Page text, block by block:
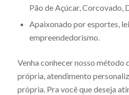
Pão de Açúcar, Corcovado,
Apaixonado por esportes,
empreendedorismo.
Venha conhecer nosso método
própria, atendimento
própria. Pra você que deseja